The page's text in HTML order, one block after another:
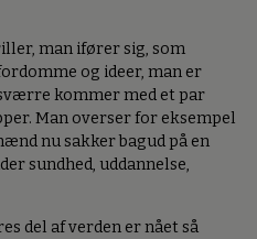
man ifører sig, som
og ideer, man er
kommer med et par
Man overser for eksempel
nu sakker bagud på en
sundhed, uddannelse,
del af verden er nået så